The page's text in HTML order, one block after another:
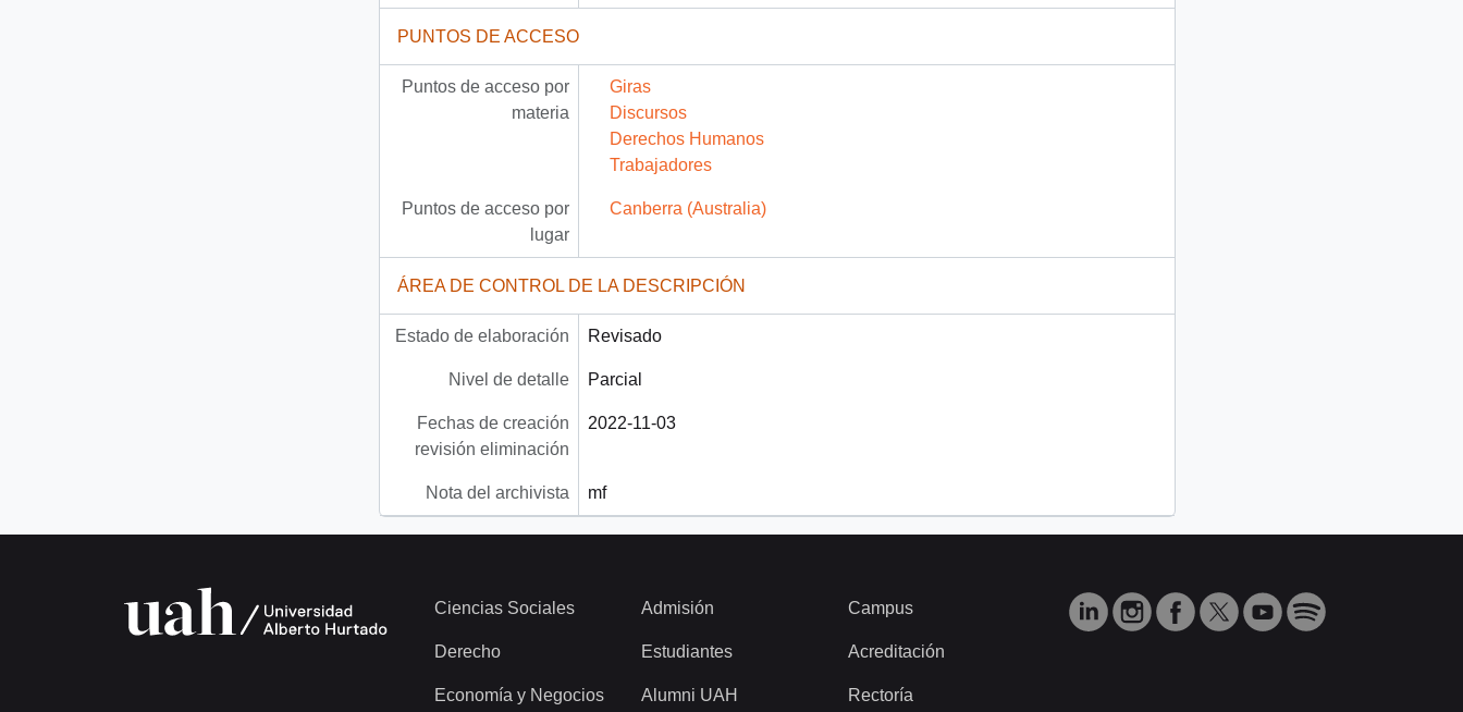
PUNTOS DE ACCESO
Puntos de acceso por
materia
Giras
Discursos
Derechos Humanos
Trabajadores
Puntos de acceso por
lugar
Canberra (Australia)
ÁREA DE CONTROL DE LA DESCRIPCIÓN
Estado de elaboración Revisado
Nivel de detalle Parcial
Fechas de creación
revisión eliminación
2022-11-03
Nota del archivista mf
Ciencias Sociales
Derecho
Economía y Negocios
Admisión
Estudiantes
Alumni UAH
Campus
Acreditación
Rectoría